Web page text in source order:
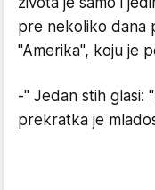
pre nekoliko dana
"Amerika", koju je
-" Jedan stih glasi:
prekratka je